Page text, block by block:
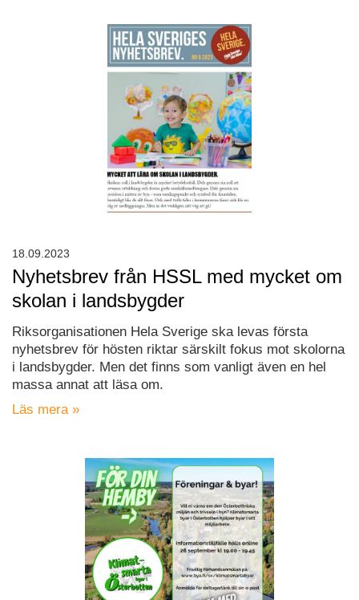
Nyhetsbrev från HSSL med mycket om
skolan i landsbygder
Riksorganisationen Hela Sverige ska levas första
nyhetsbrev för hösten riktar särskilt fokus mot skolorna
i landsbygder. Men det finns som vanligt även en hel
massa annat att läsa om.
Läs mera »
18.09.2023